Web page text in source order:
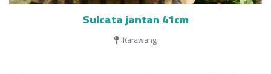
Sulcata jantan 41cm
Karawang